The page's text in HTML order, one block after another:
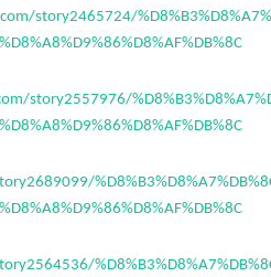
story2465724/
story2557976/